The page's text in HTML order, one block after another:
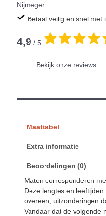
Nijmegen
Betaal veilig en snel met
4,9 / 5 .
Bekijk onze reviews
Maattabel
Extra informatie
Beoordelingen (0)
Maten corresponderen
Deze lengtes en
overeen, uitzonderingen
Vandaar dat de volgende